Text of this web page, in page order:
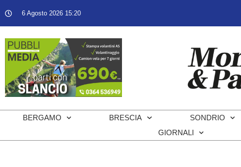
6 Agosto 2026 15:20
BERGAMO BRESCIA SONDRIO
GIORNALI